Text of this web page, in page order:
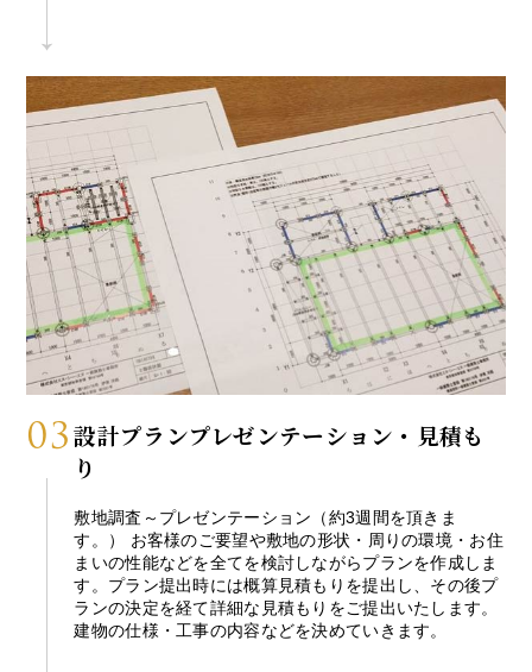
03 設計プランプレゼンテーション・見積も
り
敷地調査～プレゼンテーション（約3週間を頂きま
す。） お客様のご要望や敷地の形状・周りの環境・お住
まいの性能などを全てを検討しながらプランを作成しま
す。プラン提出時には概算見積もりを提出し、その後プ
ランの決定を経て詳細な見積もりをご提出いたします。
建物の仕様・工事の内容などを決めていきます。